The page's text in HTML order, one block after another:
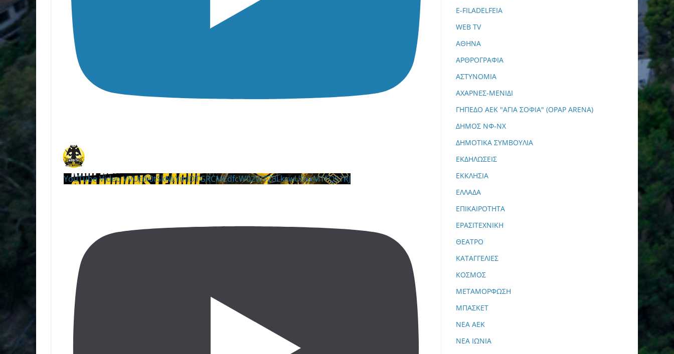
YouTube Video VVUtdi0tSkNLYmlDTGRCMEdfcW02WTZ3LkswU0xxM1FQS1RJ
E-FILADELFEIA
WEB TV
ΑΘΗΝΑ
ΑΡΘΡΟΓΡΑΦΙΑ
ΑΣΤΥΝΟΜΙΑ
ΑΧΑΡΝΕΣ-ΜΕΝΙΔΙ
ΓΗΠΕΔΟ ΑΕΚ "ΑΓΙΑ ΣΟΦΙΑ" (OPAP ARENA)
ΔΗΜΟΣ ΝΦ-ΝΧ
ΔΗΜΟΤΙΚΑ ΣΥΜΒΟΥΛΙΑ
ΕΚΔΗΛΩΣΕΙΣ
ΕΚΚΛΗΣΙΑ
ΕΛΛΑΔΑ
ΕΠΙΚΑΙΡΟΤΗΤΑ
ΕΡΑΣΙΤΕΧΝΙΚΗ
ΘΕΑΤΡΟ
ΚΑΤΑΓΓΕΛΙΕΣ
ΚΟΣΜΟΣ
ΜΕΤΑΜΟΡΦΩΣΗ
ΜΠΑΣΚΕΤ
ΝΕΑ ΑΕΚ
ΝΕΑ ΙΩΝΙΑ